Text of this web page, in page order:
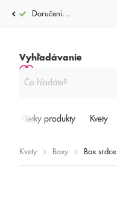
Doručenie po celej SR od 4,99€
Vyhľadávanie
Všetky produkty Kvety
Kvety Boxy Box